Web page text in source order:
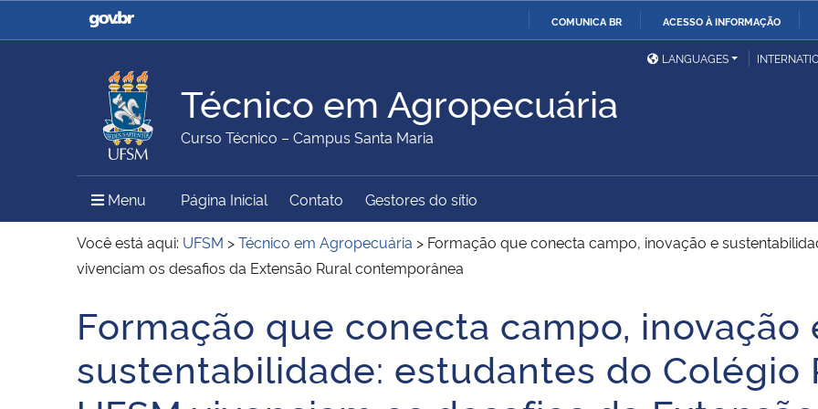
O
COMUNICA BR ACESSO À INFORMAÇÃO
Casa Civil
Ministério da Justiça e
Ministério da Defesa
Ministério das Relações
Exteriores
Ministério da Agricultura,
Pecuária e Abastecimento
Ministério da Educação Ministério da Cidadania
Ministério do Meio Ambiente Ministério do Turismo
Ministério do
Desenvolvimento Regional
União
Institucional
Banco Central do Brasil
LANGUAGES
Técnico em Agropecuária
Curso Técnico – Campus Santa Maria
Menu Menu Principal do Sítio
Página Inicial Contato Gestores do sítio
Você está aqui: UFSM >Técnico em Agropecuária > Formação que conecta campo, inovação e
vivenciam os desafios da Extensão Rural contemporânea
Início do conteúdo
Formação que conecta campo, inovação
sustentabilidade: estudantes do Colégio